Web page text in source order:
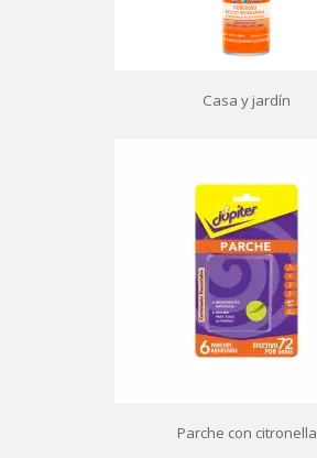
Casa y jardín
Parche con citronella